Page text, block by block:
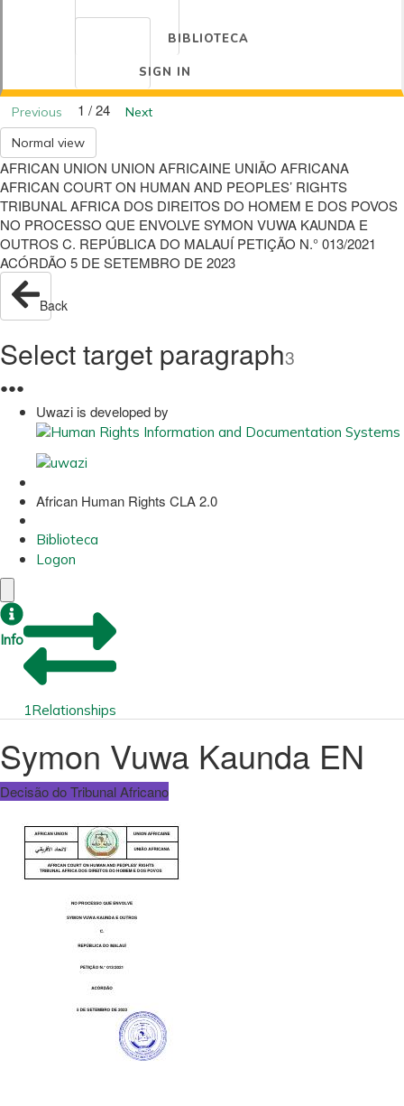
BIBLIOTECA
SIGN IN
Previous 1 / 24
Next
Normal view
AFRICAN UNION UNION AFRICAINE UNIÃO AFRICANA
AFRICAN COURT ON HUMAN AND PEOPLES’ RIGHTS
TRIBUNAL AFRICA DOS DIREITOS DO HOMEM E DOS POVOS
NO PROCESSO QUE ENVOLVE SYMON VUWA KAUNDA E
OUTROS C. REPÚBLICA DO MALAUÍ PETIÇÃO N.° 013/2021
ACÓRDÃO 5 DE SETEMBRO DE 2023
Back
Select target paragraph3
●●●
Uwazi is developed by
African Human Rights CLA 2.0
Biblioteca
Logon
Info
1Relationships
Symon Vuwa Kaunda EN
Decisão do Tribunal Africano